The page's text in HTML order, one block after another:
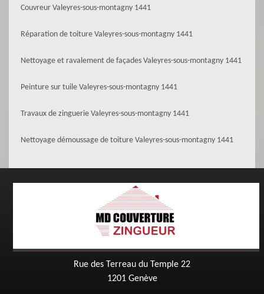
Couvreur Valeyres-sous-montagny 1441
Réparation de toiture Valeyres-sous-montagny 1441
Nettoyage et ravalement de façades Valeyres-sous-montagny 1441
Peinture sur tuile Valeyres-sous-montagny 1441
Travaux de zinguerie Valeyres-sous-montagny 1441
Nettoyage démoussage de toiture Valeyres-sous-montagny 1441
Rue des Terreau du Temple 22
1201 Genève